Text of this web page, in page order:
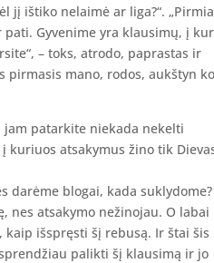
jį ištiko nelaimė ar liga?“.
Gyvenime yra klausimų, į
– toks, atrodo, paprastas ir
pirmasis mano, rodos, aukštyn
jam patarkite niekada nekelti
atsakymus žino tik
darėme blogai, kada suklydome?
nes atsakymo nežinojau. O labai
išspręsti šį rebusą. Ir štai šis
palikti šį klausimą ir jo